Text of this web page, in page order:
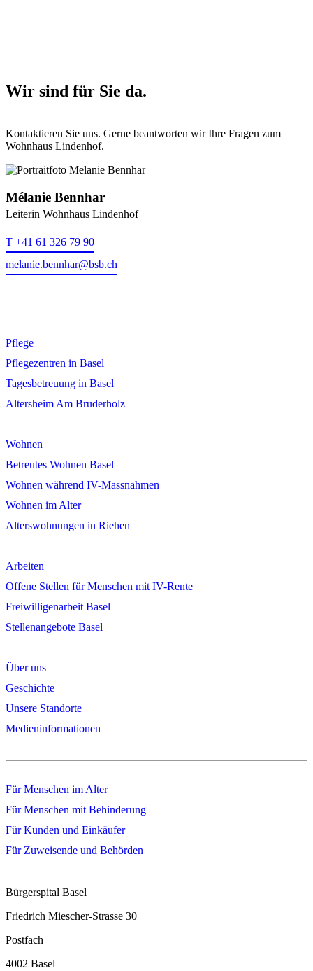
Wir sind für Sie da.
Kontaktieren Sie uns. Gerne beantworten wir Ihre Fragen zum
Wohnhaus Lindenhof.
Mélanie Bennhar
Leiterin Wohnhaus Lindenhof
T +41 61 326 79 90
melanie.bennhar@bsb.ch
Pflege
Pflegezentren in Basel
Tagesbetreuung in Basel
Altersheim Am Bruderholz
Wohnen
Betreutes Wohnen Basel
Wohnen während IV-Massnahmen
Wohnen im Alter
Alterswohnungen in Riehen
Arbeiten
Offene Stellen für Menschen mit IV-Rente
Freiwilligenarbeit Basel
Stellenangebote Basel
Über uns
Geschichte
Unsere Standorte
Medieninformationen
Für Menschen im Alter
Für Menschen mit Behinderung
Für Kunden und Einkäufer
Für Zuweisende und Behörden
Bürgerspital Basel
Friedrich Miescher-Strasse 30
Postfach
4002 Basel